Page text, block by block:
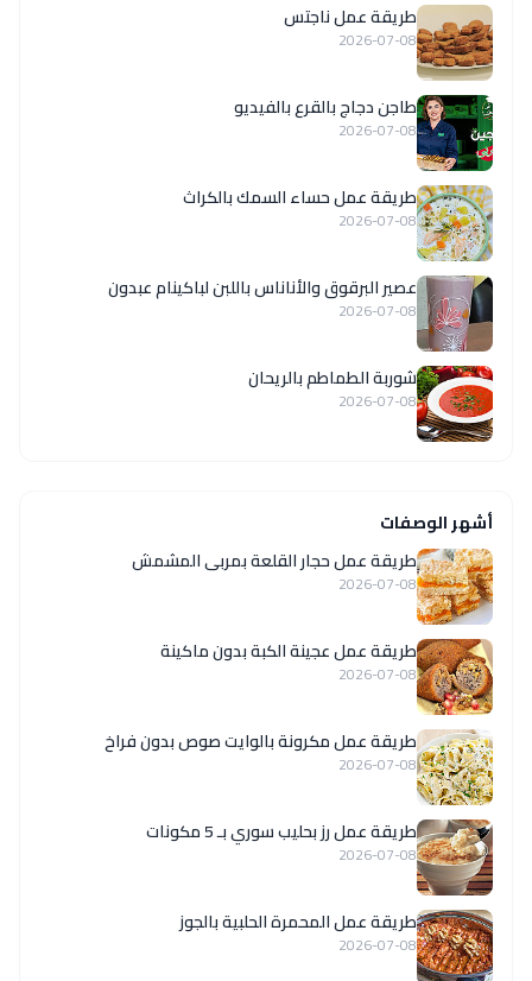
طريقة عمل ناجتس
2026-07-08
طاجن دجاج بالقرع بالفيديو
2026-07-08
طريقة عمل حساء السمك بالكراث
2026-07-08
عصير البرقوق والأناناس باللبن لباكينام عبدون
2026-07-08
شوربة الطماطم بالريحان
2026-07-08
أشهر الوصفات
طريقة عمل حجار القلعة بمربى المشمش
2026-07-08
طريقة عمل عجينة الكبة بدون ماكينة
2026-07-08
طريقة عمل مكرونة بالوايت صوص بدون فراخ
2026-07-08
طريقة عمل رز بحليب سوري بـ 5 مكونات
2026-07-08
طريقة عمل المحمرة الحلبية بالجوز
2026-07-08